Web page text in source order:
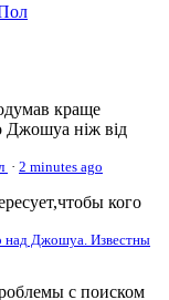
краще
Джошуа ніж від
· 2 minutes ago
кого
над Джошуа. Известны
с поиском